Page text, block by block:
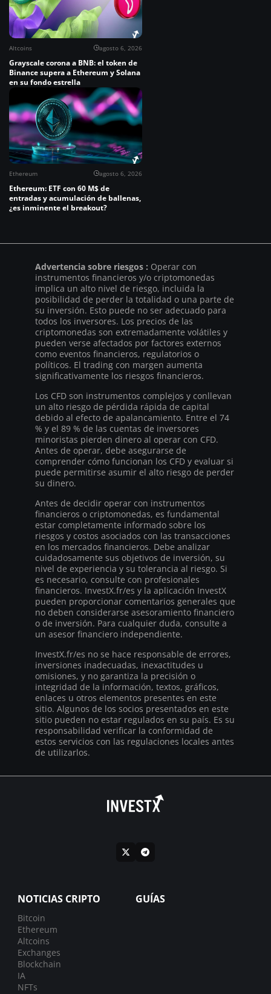
Altcoins agosto 6, 2026
Grayscale corona a BNB: el token de
Binance supera a Ethereum y Solana
en su fondo estrella
Ethereum agosto 6, 2026
Ethereum: ETF con 60 M$ de
entradas y acumulación de ballenas,
¿es inminente el breakout?
Advertencia sobre riesgos : Operar con
instrumentos financieros y/o criptomonedas
implica un alto nivel de riesgo, incluida la
posibilidad de perder la totalidad o una parte de
su inversión. Esto puede no ser adecuado para
todos los inversores. Los precios de las
criptomonedas son extremadamente volátiles y
pueden verse afectados por factores externos
como eventos financieros, regulatorios o
políticos. El trading con margen aumenta
significativamente los riesgos financieros.
Los CFD son instrumentos complejos y conllevan
un alto riesgo de pérdida rápida de capital
debido al efecto de apalancamiento. Entre el 74
% y el 89 % de las cuentas de inversores
minoristas pierden dinero al operar con CFD.
Antes de operar, debe asegurarse de
comprender cómo funcionan los CFD y evaluar si
puede permitirse asumir el alto riesgo de perder
su dinero.
Antes de decidir operar con instrumentos
financieros o criptomonedas, es fundamental
estar completamente informado sobre los
riesgos y costos asociados con las transacciones
en los mercados financieros. Debe analizar
cuidadosamente sus objetivos de inversión, su
nivel de experiencia y su tolerancia al riesgo. Si
es necesario, consulte con profesionales
financieros. InvestX.fr/es y la aplicación InvestX
pueden proporcionar comentarios generales que
no deben considerarse asesoramiento financiero
o de inversión. Para cualquier duda, consulte a
un asesor financiero independiente.
InvestX.fr/es no se hace responsable de errores,
inversiones inadecuadas, inexactitudes u
omisiones, y no garantiza la precisión o
integridad de la información, textos, gráficos,
enlaces u otros elementos presentes en este
sitio. Algunos de los socios presentados en este
sitio pueden no estar regulados en su país. Es su
responsabilidad verificar la conformidad de
estos servicios con las regulaciones locales antes
de utilizarlos.
NOTICIAS CRIPTO
Bitcoin
Ethereum
Altcoins
Exchanges
Blockchain
IA
NFTs
GUÍAS